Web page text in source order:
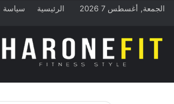
الجمعة, أغسطس 7 2026 الرئيسية سياسة